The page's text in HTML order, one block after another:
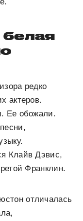
редко
актеров.
Ее обожали.
Клайв Дэвис,
Франклин.
отличалась